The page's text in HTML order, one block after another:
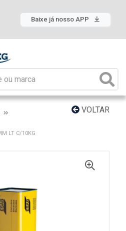
Baixe já nosso APP
VOLTAR
LT C/10KG